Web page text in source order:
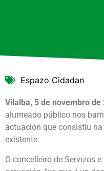
Espazo Cidadan
Vilalba, 5 de novembro de
alumeado público nos
actuación que consistiu
existente.
O concelleiro de Servizos